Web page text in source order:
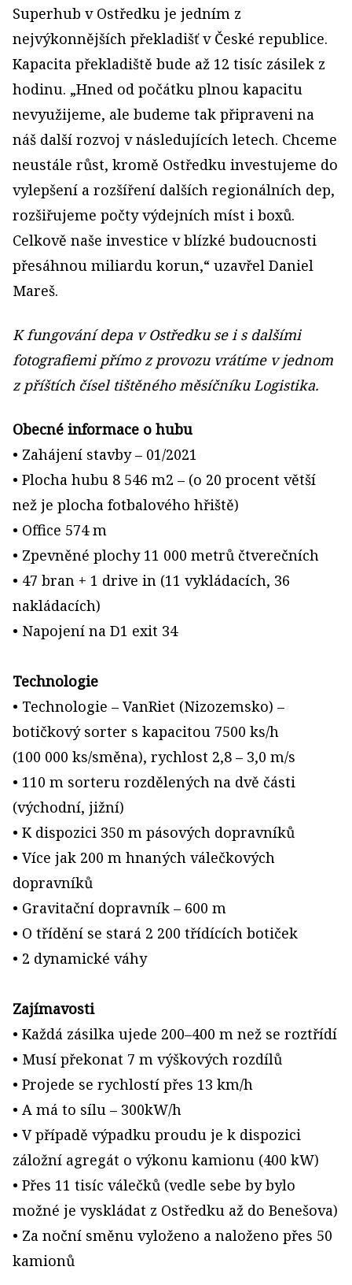
Superhub v Ostředku je jedním z
nejvýkonnějších překladišť v České republice.
Kapacita překladiště bude až 12 tisíc zásilek z
hodinu. „Hned od počátku plnou kapacitu
nevyužijeme, ale budeme tak připraveni na
náš další rozvoj v následujících letech. Chceme
neustále růst, kromě Ostředku investujeme do
vylepšení a rozšíření dalších regionálních dep,
rozšiřujeme počty výdejních míst i boxů.
Celkově naše investice v blízké budoucnosti
přesáhnou miliardu korun,“ uzavřel Daniel
Mareš.
K fungování depa v Ostředku se i s dalšími
fotografiemi přímo z provozu vrátíme v jednom
z příštích čísel tištěného měsíčníku Logistika.
Obecné informace o hubu
• Zahájení stavby – 01/2021
• Plocha hubu 8 546 m2 – (o 20 procent větší
než je plocha fotbalového hřiště)
• Office 574 m
• Zpevněné plochy 11 000 metrů čtverečních
• 47 bran + 1 drive in (11 vykládacích, 36
nakládacích)
• Napojení na D1 exit 34
Technologie
• Technologie – VanRiet (Nizozemsko) –
botičkový sorter s kapacitou 7500 ks/h
(100 000 ks/směna), rychlost 2,8 – 3,0 m/s
• 110 m sorteru rozdělených na dvě části
(východní, jižní)
• K dispozici 350 m pásových dopravníků
• Více jak 200 m hnaných válečkových
dopravníků
• Gravitační dopravník – 600 m
• O třídění se stará 2 200 třídících botiček
• 2 dynamické váhy
Zajímavosti
• Každá zásilka ujede 200–400 m než se roztřídí
• Musí překonat 7 m výškových rozdílů
• Projede se rychlostí přes 13 km/h
• A má to sílu – 300kW/h
• V případě výpadku proudu je k dispozici
záložní agregát o výkonu kamionu (400 kW)
• Přes 11 tisíc válečků (vedle sebe by bylo
možné je vyskládat z Ostředku až do Benešova)
• Za noční směnu vyloženo a naloženo přes 50
kamionů